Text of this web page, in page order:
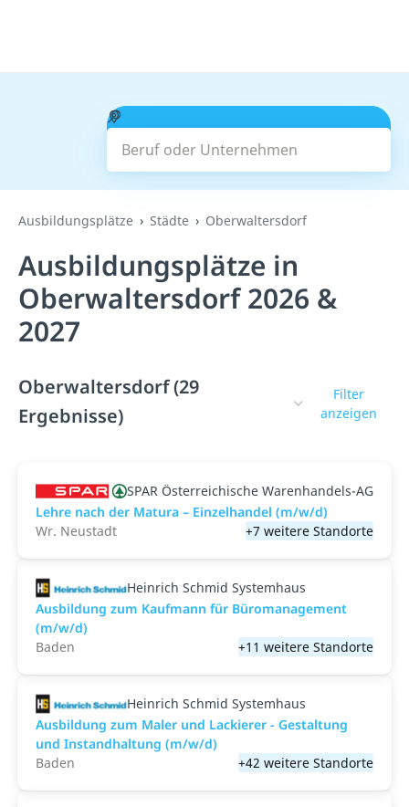
Beruf oder Unternehmen
Suchen
Ausbildungsplätze Städte Oberwaltersdorf
Ausbildungsplätze in
Oberwaltersdorf 2026 &
2027
Oberwaltersdorf (29
Ergebnisse)
Filter
anzeigen
SPAR Österreichische Warenhandels-AG
Lehre nach der Matura – Einzelhandel (m/w/d)
Wr. Neustadt
+7 weitere Standorte
Heinrich Schmid Systemhaus
Ausbildung zum Kaufmann für Büromanagement
(m/w/d)
Baden
+11 weitere Standorte
Heinrich Schmid Systemhaus
Ausbildung zum Maler und Lackierer - Gestaltung
und Instandhaltung (m/w/d)
Baden
+42 weitere Standorte